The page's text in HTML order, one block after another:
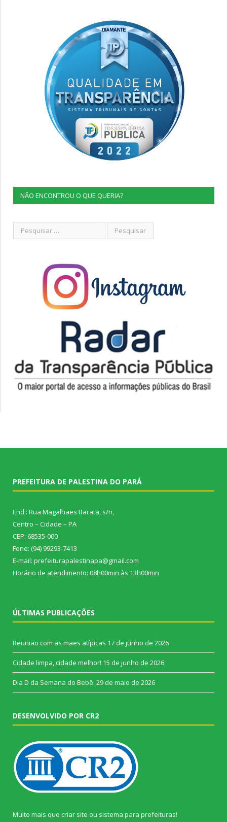
NÃO ENCONTROU O QUE QUERIA?
PREFEITURA DE PALESTINA DO PARÁ
End.: Rua Magalhães Barata, s/n,
Centro – Cidade – PA
CEP: 68535-000
Fone: (94) 99293-7413
E-mail: prefeiturapalestinapa@gmail.com
Horário de atendimento: 08h00min às 13h00min
ÚLTIMAS PUBLICAÇÕES
Reunião com as mães atípicas 17 de junho de 2026
Cidade limpa, cidade melhor! 15 de junho de 2026
Dia D da Semana do Bebê. 29 de maio de 2026
DESENVOLVIDO POR CR2
Muito mais que criar site ou sistema para prefeituras!